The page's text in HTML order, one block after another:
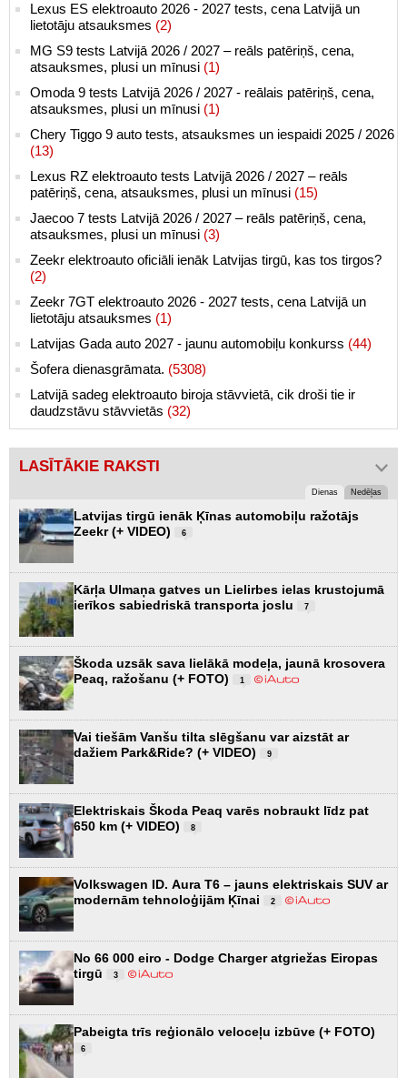
Lexus ES elektroauto 2026 - 2027 tests, cena Latvijā un
lietotāju atsauksmes (2)
MG S9 tests Latvijā 2026 / 2027 – reāls patēriņš, cena,
atsauksmes, plusi un mīnusi (1)
Omoda 9 tests Latvijā 2026 / 2027 - reālais patēriņš, cena,
atsauksmes, plusi un mīnusi (1)
Chery Tiggo 9 auto tests, atsauksmes un iespaidi 2025 / 2026
(13)
Lexus RZ elektroauto tests Latvijā 2026 / 2027 – reāls
patēriņš, cena, atsauksmes, plusi un mīnusi (15)
Jaecoo 7 tests Latvijā 2026 / 2027 – reāls patēriņš, cena,
atsauksmes, plusi un mīnusi (3)
Zeekr elektroauto oficiāli ienāk Latvijas tirgū, kas tos tirgos?
(2)
Zeekr 7GT elektroauto 2026 - 2027 tests, cena Latvijā un
lietotāju atsauksmes (1)
Latvijas Gada auto 2027 - jaunu automobiļu konkurss (44)
Šofera dienasgrāmata. (5308)
Latvijā sadeg elektroauto biroja stāvvietā, cik droši tie ir
daudzstāvu stāvvietās (32)
LASĪTĀKIE RAKSTI
Dienas Nedēļas
Latvijas tirgū ienāk Ķīnas automobiļu ražotājs
Zeekr (+ VIDEO)
6
Kārļa Ulmaņa gatves un Lielirbes ielas krustojumā
ierīkos sabiedriskā transporta joslu
7
Škoda uzsāk sava lielākā modeļa, jaunā krosovera
Peaq, ražošanu (+ FOTO)
1
Vai tiešām Vanšu tilta slēgšanu var aizstāt ar
dažiem Park&Ride? (+ VIDEO)
9
Elektriskais Škoda Peaq varēs nobraukt līdz pat
650 km (+ VIDEO)
8
Volkswagen ID. Aura T6 – jauns elektriskais SUV ar
modernām tehnoloģijām Ķīnai
2
No 66 000 eiro - Dodge Charger atgriežas Eiropas
tirgū
3
Pabeigta trīs reģionālo veloceļu izbūve (+ FOTO)
6